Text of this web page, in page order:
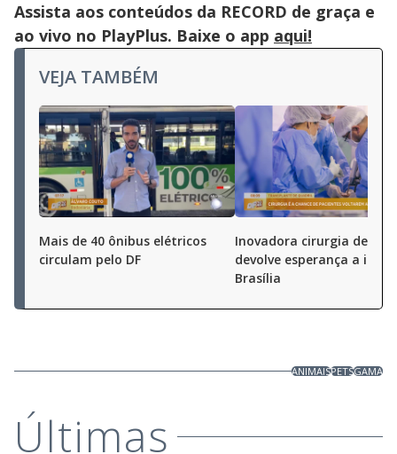
Assista aos conteúdos da RECORD de graça e
ao vivo no PlayPlus. Baixe o app aqui!
VEJA TAMBÉM
Mais de 40 ônibus elétricos
circulam pelo DF
Inovadora cirurgia de
devolve esperança a
Brasília
ANIMAISPETSGAMA
Últimas